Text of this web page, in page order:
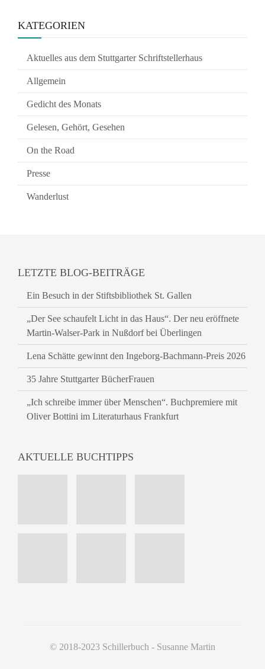
KATEGORIEN
Aktuelles aus dem Stuttgarter Schriftstellerhaus
Allgemein
Gedicht des Monats
Gelesen, Gehört, Gesehen
On the Road
Presse
Wanderlust
LETZTE BLOG-BEITRÄGE
Ein Besuch in der Stiftsbibliothek St. Gallen
„Der See schaufelt Licht in das Haus“. Der neu eröffnete
Martin-Walser-Park in Nußdorf bei Überlingen
Lena Schätte gewinnt den Ingeborg-Bachmann-Preis 2026
35 Jahre Stuttgarter BücherFrauen
„Ich schreibe immer über Menschen“. Buchpremiere mit
Oliver Bottini im Literaturhaus Frankfurt
AKTUELLE BUCHTIPPS
© 2018-2023 Schillerbuch - Susanne Martin